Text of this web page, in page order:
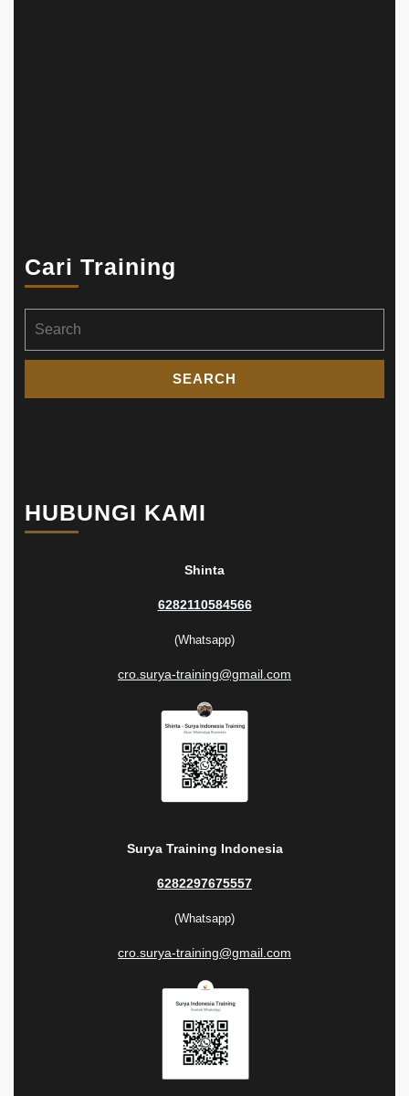
Cari Training
for:
HUBUNGI KAMI
Shinta
6282110584566
(Whatsapp)
cro.surya-training@gmail.com
Surya Training Indonesia
6282297675557
(Whatsapp)
cro.surya-training@gmail.com